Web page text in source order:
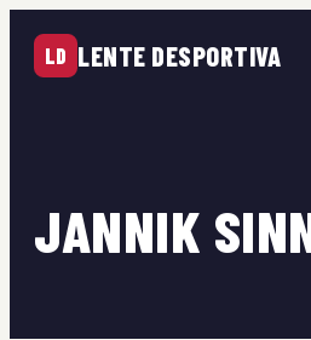
LD LENTE DESPORTIVA
JANNIK